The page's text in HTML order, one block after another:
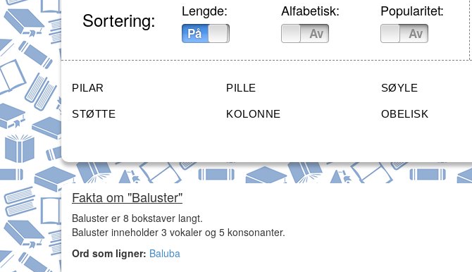
Sortering: Lengde:
På
Alfabetisk:
Av
Popularitet:
Av
PILAR PILLE SØYLE
STØTTE KOLONNE OBELISK
Fakta om "Baluster"
Baluster er 8 bokstaver langt.
Baluster inneholder 3 vokaler og 5 konsonanter.
Ord som ligner: Baluba